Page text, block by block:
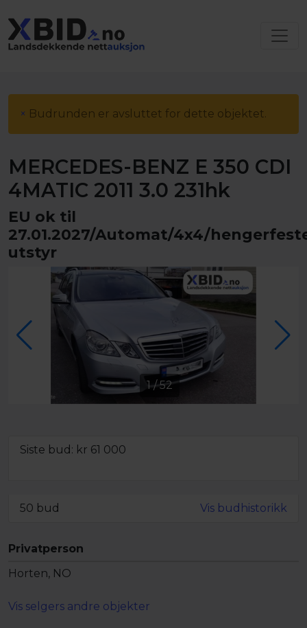
× Budrunden er avsluttet for dette objektet.
MERCEDES-BENZ E 350 CDI
4MATIC 2011 3.0 231hk
EU ok til
27.01.2027/Automat/4x4/
utstyr
1/52
Siste bud: kr 61 000
50 bud Vis budhistorikk
Privatperson
Horten, NO
Vis selgers andre objekter